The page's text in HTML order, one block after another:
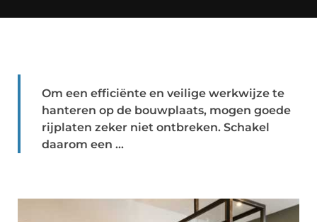
Om een efficiënte en veilige werkwijze te
hanteren op de bouwplaats, mogen goede
rijplaten zeker niet ontbreken. Schakel
daarom een ...